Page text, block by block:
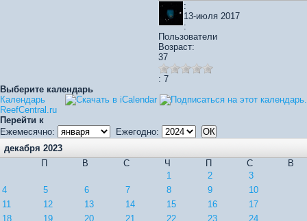
:
13-июля 2017
:
Пользователи
Возраст:
37
: 7
Выберите календарь
Календарь
ReefCentral.ru
Перейти к
Ежемесячно:
Ежегодно:
декабря 2023
П
В С Ч П С
В
1
2
3
4
5 6 7 8 9
10
11
12 13 14 15 16
17
18
19 20 21 22 23 24